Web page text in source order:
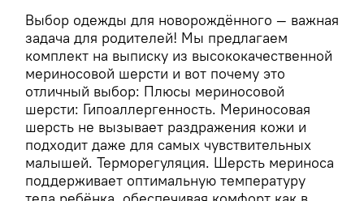
Выбор одежды для новорождённого — важная
задача для родителей! Мы предлагаем
комплект на выписку из высококачественной
мериносовой шерсти и вот почему это
отличный выбор: Плюсы мериносовой
шерсти: Гипоаллергенность. Мериносовая
шерсть не вызывает раздражения кожи и
подходит даже для самых чувствительных
малышей. Терморегуляция. Шерсть мериноса
поддерживает оптимальную температуру